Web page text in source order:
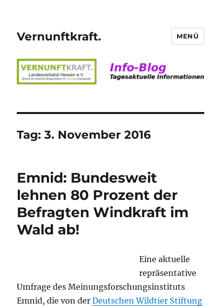
Vernunftkraft. MENÜ
Tag:3. November 2016
Emnid: Bundesweit
lehnen 80 Prozent der
Befragten Windkraft im
Wald ab!
Eine aktuelle
repräsentative
Umfrage des Meinungsforschungsinstituts
Emnid, die von derDeutschen Wildtier Stiftung